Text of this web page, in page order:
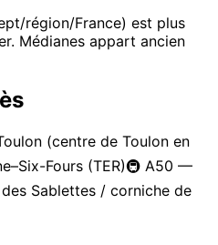
région/France) est plus
. Médianes appart ancien
(centre de Toulon en
Fours (TER)🚇 A50 —
des Sablettes / corniche de